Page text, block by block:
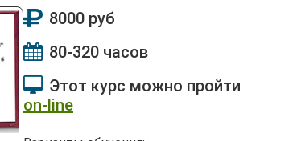
8000 руб
80-320 часов
Этот курс можно пройти
on-line